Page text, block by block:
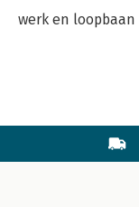
werk en loopbaan